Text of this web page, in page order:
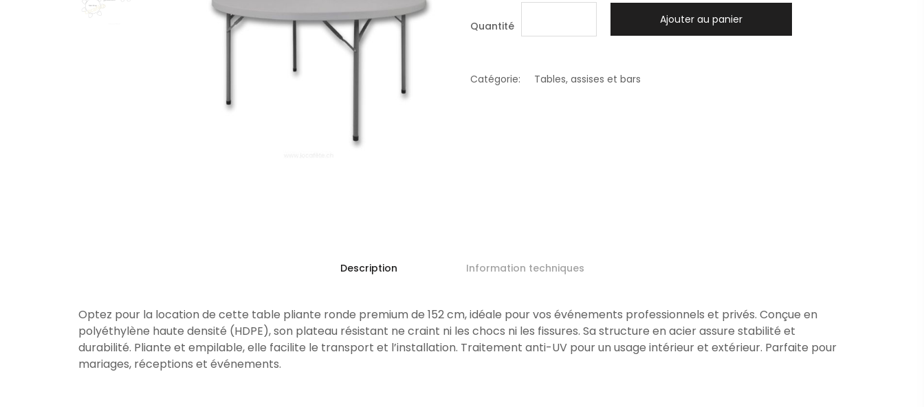
Quantité Ajouter au panier
Catégorie: Tables, assises et bars
Description Information techniques
Optez pour la location de cette table pliante ronde premium de 152 cm, idéale pour vos événements professionnels et privés. Conçue en
polyéthylène haute densité (HDPE), son plateau résistant ne craint ni les chocs ni les fissures. Sa structure en acier assure stabilité et
durabilité. Pliante et empilable, elle facilite le transport et l’installation. Traitement anti-UV pour un usage intérieur et extérieur. Parfaite pour
mariages, réceptions et événements.